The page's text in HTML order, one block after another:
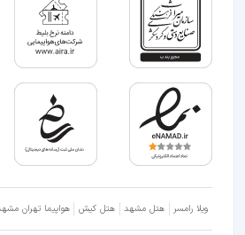
ویلا رامسر هتل مشهد هتل کیش هواپیما تهران